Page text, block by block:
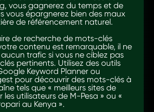
vous gagnerez du temps et de
vous épargnerez bien des maux
de référencement naturel.
de recherche de mots-clés
contenu est remarquable, il ne
trafic si vous ne ciblez pas
pertinents. Utilisez des outils
Keyword Planner ou
pour découvrir des mots-clés à
tels que « meilleurs sites de
les utilisateurs de M-Pesa » ou «
au Kenya ».